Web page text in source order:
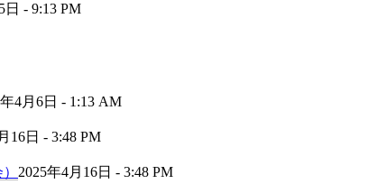
日 - 9:13 PM
4月6日 - 1:13 AM
16日 - 3:48 PM
2025年4月16日 - 3:48 PM